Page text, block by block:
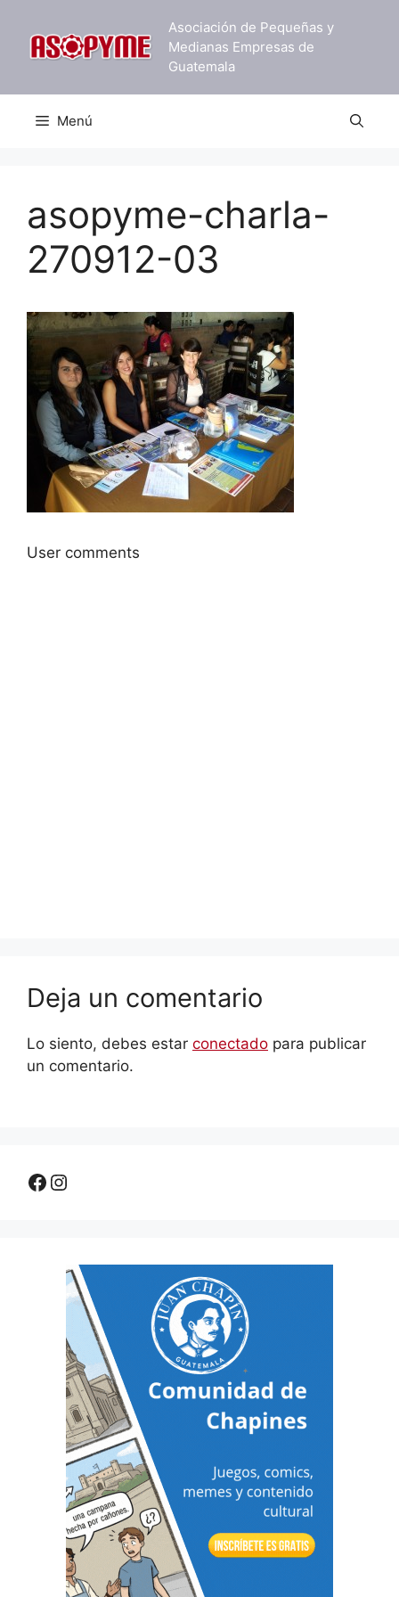
contenido
Asociación de Pequeñas y
Medianas Empresas de
Guatemala
Menú
asopyme-charla-
270912-03
User comments
Deja un comentario
Lo siento, debes estar conectado para publicar
un comentario.
Facebook
Instagram